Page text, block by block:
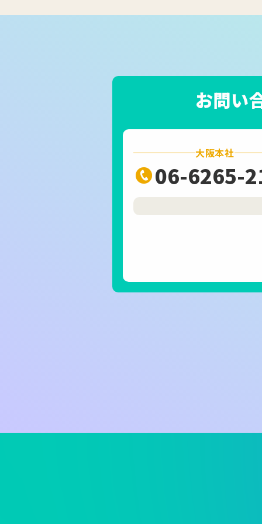
お問い
大阪本社
06-6265-